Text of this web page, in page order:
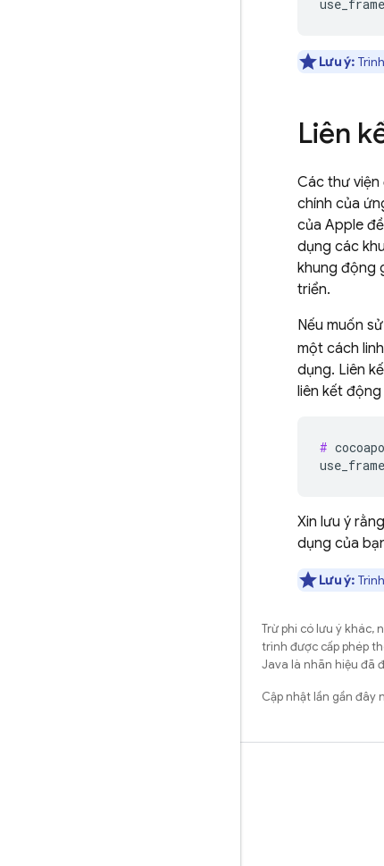
Lưu ý:
Liên
Các thư
chính của
của Apple
dụng các
khung động
triển.
Nếu muốn
một cách
dụng. Liên
liên kết
#
Xin lưu ý
dụng của
Lưu ý:
Trừ phi có lưu ý khác,
trình được cấp phép
Java là nhãn hiệu đã
Cập nhật lần gần đây